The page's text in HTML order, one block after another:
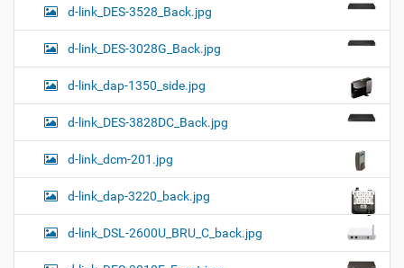
d-link_DES-3528_Back.jpg
d-link_DES-3028G_Back.jpg
d-link_dap-1350_side.jpg
d-link_DES-3828DC_Back.jpg
d-link_dcm-201.jpg
d-link_dap-3220_back.jpg
d-link_DSL-2600U_BRU_C_back.jpg